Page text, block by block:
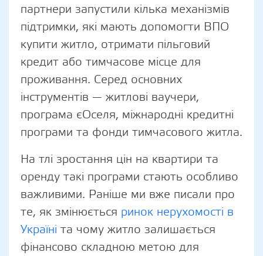
партнери запустили кілька механізмів
підтримки, які мають допомогти ВПО
купити житло, отримати пільговий
кредит або тимчасове місце для
проживання. Серед основних
інструментів — житлові ваучери,
програма єОселя, міжнародні кредитні
програми та фонди тимчасового житла.
На тлі зростання цін на квартири та
оренду такі програми стають особливо
важливими. Раніше ми вже писали про
те, як змінюється ринок нерухомості в
Україні та чому житло залишається
фінансово складною метою для